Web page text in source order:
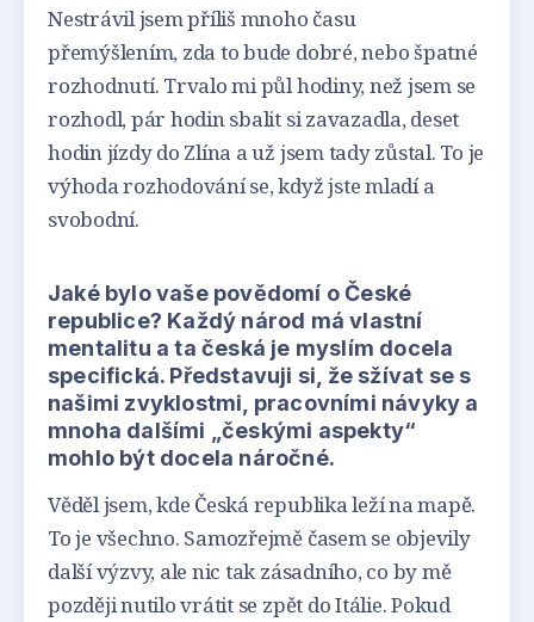
Nestrávil jsem příliš mnoho času
přemýšlením, zda to bude dobré, nebo špatné
rozhodnutí. Trvalo mi půl hodiny, než jsem se
rozhodl, pár hodin sbalit si zavazadla, deset
hodin jízdy do Zlína a už jsem tady zůstal. To je
výhoda rozhodování se, když jste mladí a
svobodní.
Jaké bylo vaše povědomí o České
republice? Každý národ má vlastní
mentalitu a ta česká je myslím docela
specifická. Představuji si, že sžívat se s
našimi zvyklostmi, pracovními návyky a
mnoha dalšími „českými aspekty“
mohlo být docela náročné.
Věděl jsem, kde Česká republika leží na mapě.
To je všechno. Samozřejmě časem se objevily
další výzvy, ale nic tak zásadního, co by mě
později nutilo vrátit se zpět do Itálie. Pokud